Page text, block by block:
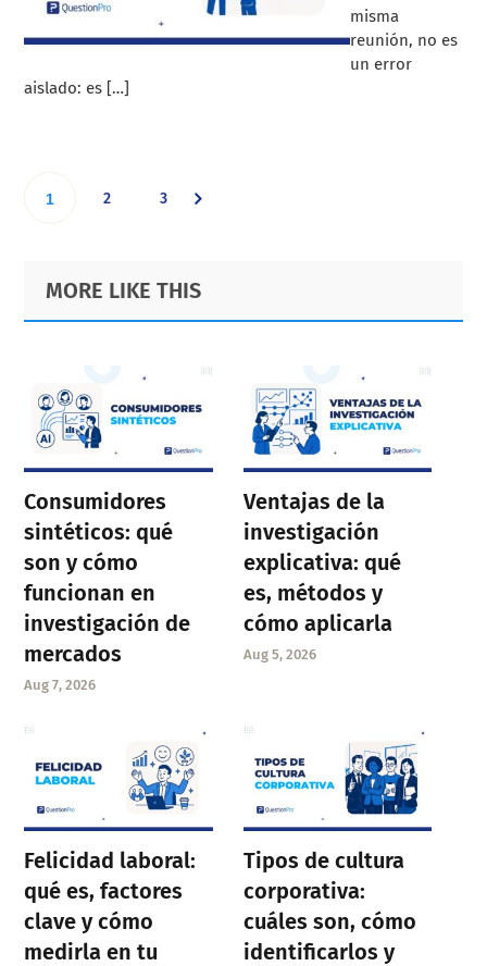
misma
reunión, no es
un error
aislado: es […]
Go
page
1 Go
page
2 Go
page
3
Primary
Sidebar
Footer
MORE LIKE THIS
Consumidores
sintéticos: qué
son y cómo
funcionan en
investigación de
mercados
Aug 7, 2026
Ventajas de la
investigación
explicativa: qué
es, métodos y
cómo aplicarla
Aug 5, 2026
Felicidad laboral:
qué es, factores
clave y cómo
medirla en tu
Tipos de cultura
corporativa:
cuáles son, cómo
identificarlos y